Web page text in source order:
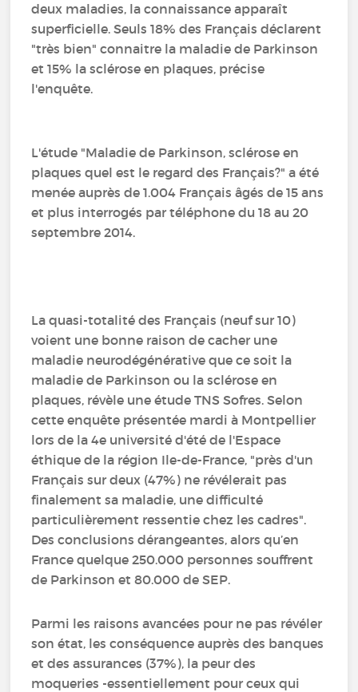
deux maladies, la connaissance apparaît
superficielle. Seuls 18% des Français déclarent
"très bien" connaitre la maladie de Parkinson
et 15% la sclérose en plaques, précise
l'enquête.
L'étude "Maladie de Parkinson, sclérose en
plaques quel est le regard des Français?" a été
menée auprès de 1.004 Français âgés de 15 ans
et plus interrogés par téléphone du 18 au 20
septembre 2014.
La quasi-totalité des Français (neuf sur 10)
voient une bonne raison de cacher une
maladie neurodégénérative que ce soit la
maladie de Parkinson ou la sclérose en
plaques, révèle une étude TNS Sofres. Selon
cette enquête présentée mardi à Montpellier
lors de la 4e université d'été de l'Espace
éthique de la région Ile-de-France, "près d'un
Français sur deux (47%) ne révélerait pas
finalement sa maladie, une difficulté
particulièrement ressentie chez les cadres".
Des conclusions dérangeantes, alors qu’en
France quelque 250.000 personnes souffrent
de Parkinson et 80.000 de SEP.
Parmi les raisons avancées pour ne pas révéler
son état, les conséquence auprès des banques
et des assurances (37%), la peur des
moqueries -essentiellement pour ceux qui